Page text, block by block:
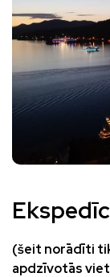
(šeit norādīti
apdzīvotās